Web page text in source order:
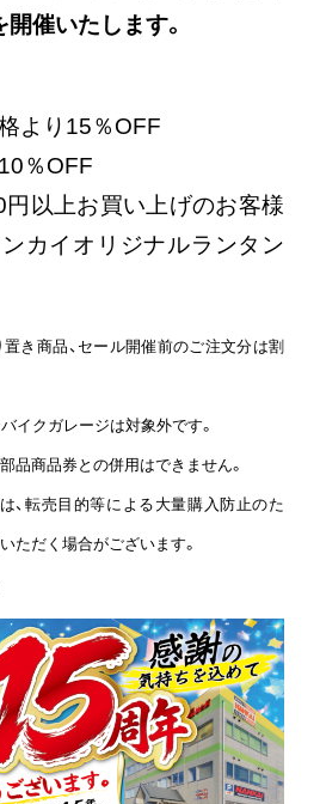
開催いたします。
より15％OFF
％OFF
円以上お買い上げのお客様
カイオリジナルランタン
き商品、セール開催前のご注文分は割
イクガレージは対象外です。
品商品券との併用はできません。
、転売目的等による大量購入防止のた
ただく場合がございます。